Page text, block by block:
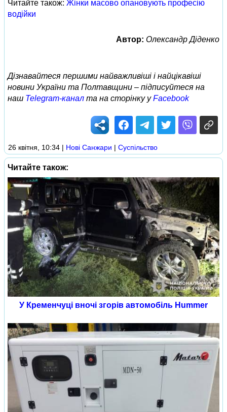
Читайте також: Жінки масово опановують професію
водійки
Автор: Олександр Діденко
Дізнавайтеся першими найважливіші і найцікавіші
новини України та Полтавщини – підписуйтеся на
наш Telegram-канал та на сторінку уFacebook
26 квітня, 10:34 | Нові Cанжари | Суспільство
Читайте також:
У Кременчуці вночі згорів автомобіль Hummer